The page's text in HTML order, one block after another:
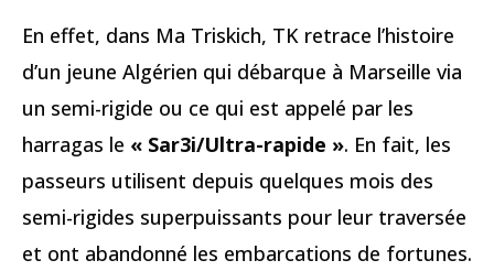
En effet, dans Ma Triskich, TK retrace l’histoire
d’un jeune Algérien qui débarque à Marseille via
un semi-rigide ou ce qui est appelé par les
harragas le « Sar3i/Ultra-rapide ». En fait, les
passeurs utilisent depuis quelques mois des
semi-rigides superpuissants pour leur traversée
et ont abandonné les embarcations de fortunes.